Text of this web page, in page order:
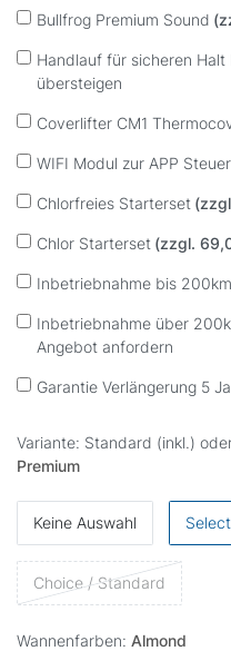
Bullfrog Premium Sound
Handlauf für sicheren Halt
übersteigen
Coverlifter CM1
WIFI Modul zur APP
Chlorfreies Starterset
Chlor Starterset (zzgl.
Inbetriebnahme bis
Inbetriebnahme über
Angebot anfordern
Garantie Verlängerung 5
Variante: Standard (inkl.)
Premium
Keine Auswahl
Choice / Standard
Wannenfarben: Almond